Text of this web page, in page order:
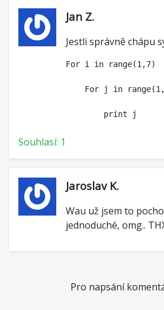
Jan Z.
Jestli správně chápu
For i in range(1,7)
For j in
Souhlasí: 1
Jaroslav K.
Wau už jsem to
jednoduché, omg..
Pro napsání